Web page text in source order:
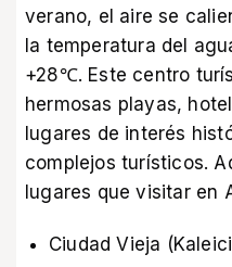
verano, el aire se
la temperatura del
+28℃. Este centro
hermosas playas,
lugares de interés
complejos turísticos.
lugares que visitar en
Ciudad Vieja